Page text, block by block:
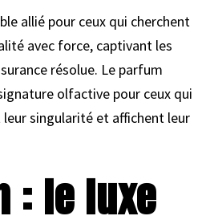
allié pour ceux qui cherchent
avec force, captivant les
résolue. Le parfum
olfactive pour ceux qui
singularité et affichent leur
: le luxe